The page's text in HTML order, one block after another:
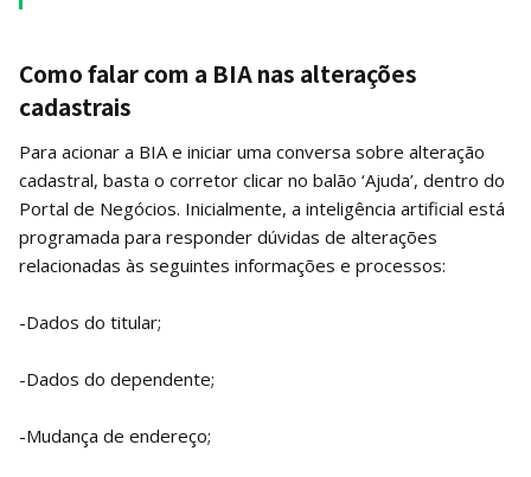
Como falar com a BIA nas alterações
cadastrais
Para acionar a BIA e iniciar uma conversa sobre alteração
cadastral, basta o corretor clicar no balão ‘Ajuda’, dentro do
Portal de Negócios. Inicialmente, a inteligência artificial está
programada para responder dúvidas de alterações
relacionadas às seguintes informações e processos:
-Dados do titular;
-Dados do dependente;
-Mudança de endereço;